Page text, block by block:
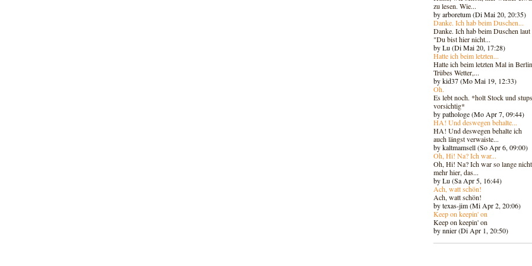
zu lesen. Wie...
by arboretum (Di Mai 20, 20:35)
Danke. Ich hab beim Duschen...
Danke. Ich hab beim Duschen laut
"Du bist hier nicht...
by Lu (Di Mai 20, 17:28)
Hatte ich beim letzten...
Hatte ich beim letzten Mal in
Trübes Wetter,...
by kid37 (Mo Mai 19, 12:33)
Oh.
Es lebt noch. *holt Stock und
vorsichtig*
by pathologe (Mo Apr 7, 09:44)
HA! Und deswegen behalte...
HA! Und deswegen behalte ich
auch längst verwaiste...
by kaltmamsell (So Apr 6, 09:00)
Oh, Hi! Na? Ich war...
Oh, Hi! Na? Ich war so lange nicht
mehr hier, das...
by Lu (Sa Apr 5, 16:44)
Ach, watt schön!
Ach, watt schön!
by texas-jim (Mi Apr 2, 20:06)
Keep on keepin' on
Keep on keepin' on
by nnier (Di Apr 1, 20:50)